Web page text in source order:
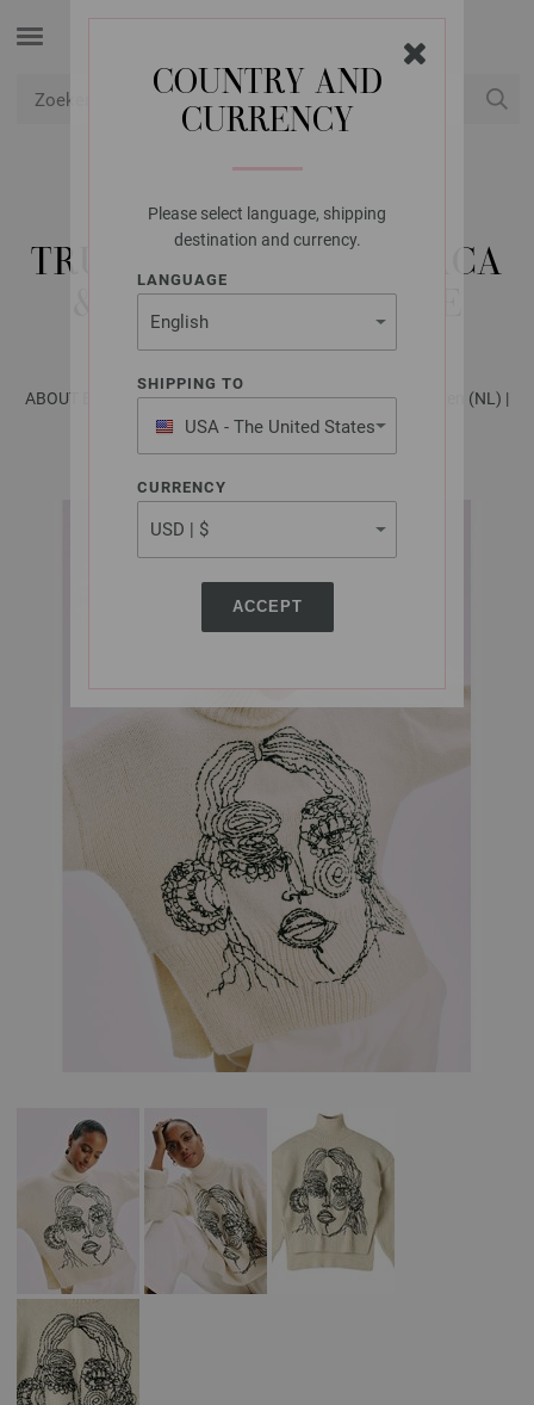
COUNTRY AND
CURRENCY
Please select language, shipping
destination and currency.
LANGUAGE
SHIPPING TO
USA - The United States
of America
CURRENCY
ACCEPT
LANA GROSSA
TRUI ALTA MODA ALPACA
& CASHMERE 16 FINE
ABOUT BERLIN No. 11 - Tijdschrift (DE) + Breibeschrijvingen (NL) |
Model 5